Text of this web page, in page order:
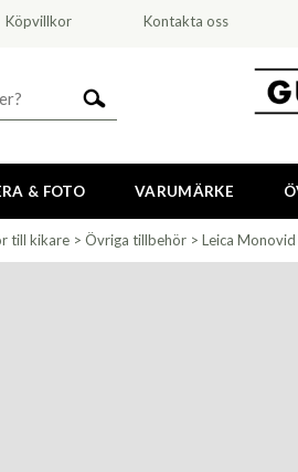
Köpvillkor Kontakta oss
& FOTO VARUMÄRKE
till kikare > Övriga tillbehör > Leica